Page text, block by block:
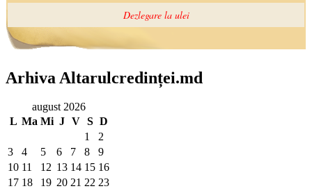
Arhiva Altarulcredinței.md
august 2026
L Ma Mi J V S D
1
2
3
4 5 6 7 8
9
10 11 12 13 14 15 16
17 18 19 20 21 22 23